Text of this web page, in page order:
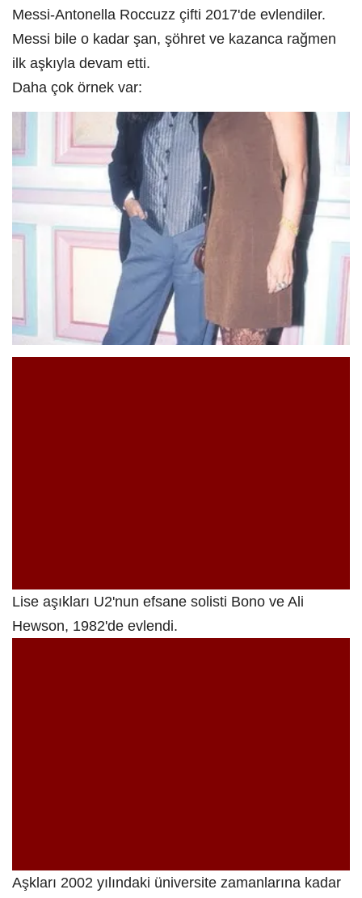
Messi-Antonella Roccuzz çifti 2017'de evlendiler.
Messi bile o kadar şan, şöhret ve kazanca rağmen
ilk aşkıyla devam etti.
Daha çok örnek var:
Lise aşıkları U2'nun efsane solisti Bono ve Ali
Hewson, 1982'de evlendi.
Aşkları 2002 yılındaki üniversite zamanlarına kadar